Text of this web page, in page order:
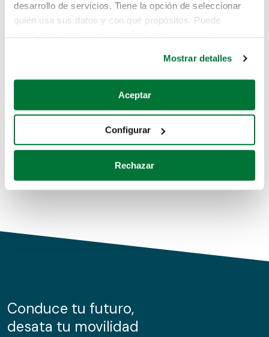
desarrollo de servicios. Tiene la opción de seleccionar
quién usa sus datos y con qué propósitos. Puede
Si lo permite, también quisiéramos:
Recopilar información sobre su ubicación geográfica
Identificar su dispositivo analizándolo activamente
para buscar características específicas (huellas
Obtenga más información sobre cómo se procesan sus
de cookies.
información sobre el uso que haga del sitio web con
nuestros partners de redes sociales, publicidad y análisis
Mostrar detalles
Aceptar
Configurar
Rechazar
Pero puedes encontrar el coche que estás
buscando en alguno de estos enlaces:
Coches de segunda mano
Coches de km0
Conduce tu futuro,
desata tu movilidad